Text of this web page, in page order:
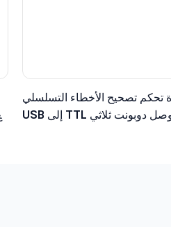
تحكم تصحيح الأخطاء التسلسلي
USB إلى TTL مع موصل دوبونت ثلاثي